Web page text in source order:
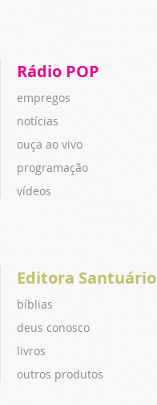
Rádio POP
empregos
notícias
ouça ao vivo
programação
vídeos
Editora Santuário
bíblias
deus conosco
livros
outros produtos